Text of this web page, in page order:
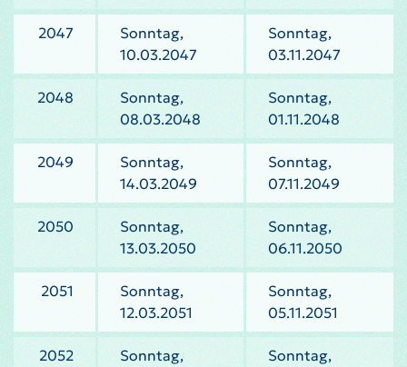
2047
Sonntag,
10.03.2047
Sonntag,
03.11.2047
2048
Sonntag,
08.03.2048
Sonntag,
01.11.2048
2049
Sonntag,
14.03.2049
Sonntag,
07.11.2049
2050
Sonntag,
13.03.2050
Sonntag,
06.11.2050
2051
Sonntag,
12.03.2051
Sonntag,
05.11.2051
2052
Sonntag,
Sonntag,